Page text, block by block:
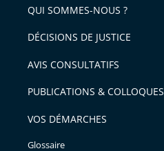
arriver
après
l'article
pour
avant
QUI SOMMES-NOUS ?
DÉCISIONS DE JUSTICE
AVIS CONSULTATIFS
PUBLICATIONS & COLLOQUES
VOS DÉMARCHES
Glossaire